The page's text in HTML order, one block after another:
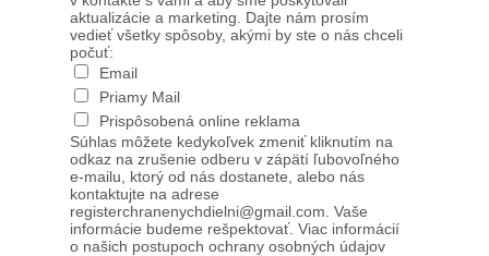
aktualizácie a marketing. Dajte nám prosím
vedieť všetky spôsoby, akými by ste o nás chceli
počuť:
Email
Priamy Mail
Prispôsobená online reklama
Súhlas môžete kedykoľvek zmeniť kliknutím na
odkaz na zrušenie odberu v zápätí ľubovoľného
e-mailu, ktorý od nás dostanete, alebo nás
kontaktujte na adrese
registerchranenychdielni@gmail.com. Vaše
informácie budeme rešpektovať. Viac informácií
o našich postupoch ochrany osobných údajov